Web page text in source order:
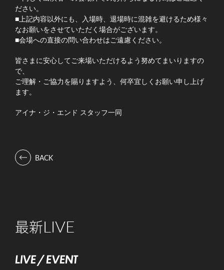
ださい。
■上記内容以外にも、入場時、退場時に混雑を避けるため様々
なお願いをさせていただく場合がございます。
■会場への直接の問い合わせはご遠慮ください。
皆さまに安心してご来場いただけるよう努めてまいりますの
で、
ご理解・ご協力を賜りますよう、何卒宜しくお願い申し上げ
ます。
アイナ・ジ・エンド スタッフ一同
BACK
最新LIVE
LIVE / EVENT